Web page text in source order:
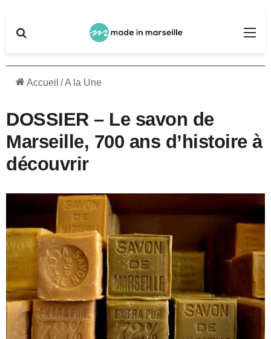
Accueil /A la Une
DOSSIER – Le savon de
Marseille, 700 ans d’histoire à
découvrir